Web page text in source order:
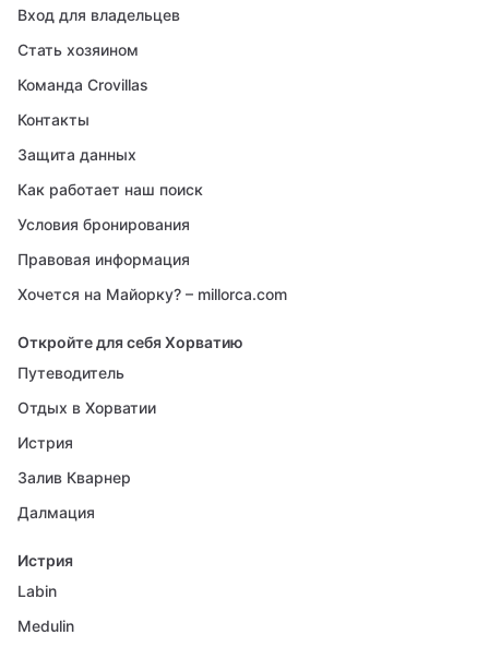
Вход для владельцев
Стать хозяином
Команда Crovillas
Контакты
Защита данных
Как работает наш поиск
Условия бронирования
Правовая информация
Хочется на Майорку? – millorca.com
Откройте для себя Хорватию
Путеводитель
Отдых в Хорватии
Истрия
Залив Кварнер
Далмация
Истрия
Labin
Medulin